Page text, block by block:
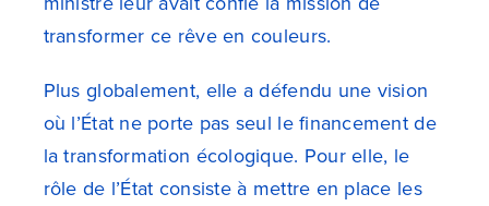
transformer ce rêve en couleurs.
Plus globalement, elle a défendu une vision
où l’État ne porte pas seul le financement de
la transformation écologique. Pour elle, le
rôle de l’État consiste à mettre en place les